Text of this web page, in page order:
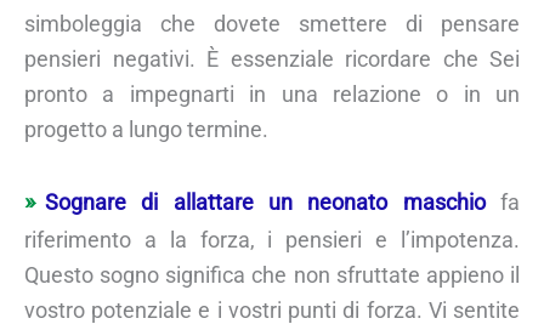
simboleggia che dovete smettere di pensare
pensieri negativi. È essenziale ricordare che Sei
pronto a impegnarti in una relazione o in un
progetto a lungo termine.
Sognare di allattare un neonato maschiofa
riferimento a la forza, i pensieri e l’impotenza.
Questo sogno significa che non sfruttate appieno il
vostro potenziale e i vostri punti di forza. Vi sentite